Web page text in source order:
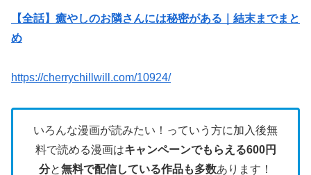
【全話】癒やしのお隣さんには秘密がある｜結末までまと
め
https://cherrychillwill.com/10924/
いろんな漫画が読みたい！っていう方に加入後無
料で読める漫画はキャンペーンでもらえる600円
分と無料で配信している作品も多数あります！